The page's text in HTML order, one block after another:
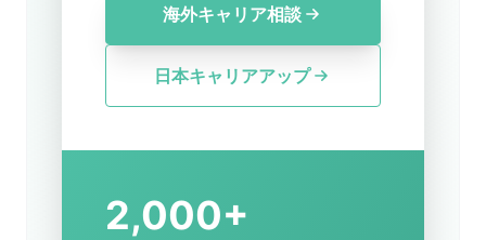
海外キャリア相談
日本キャリアアップ
2,000+